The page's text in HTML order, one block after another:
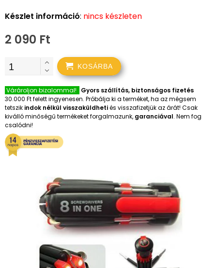
Készlet információ: nincs készleten
2 090 Ft
KOSÁRBA
Várároljon bizalommal!
Gyors szállítás, biztonságos fizetés
30.000 Ft felett ingyenesen. Próbálja ki a terméket, ha az mégsem
tetszik indok nélkül visszaküldhetiés visszafizetjük az árát! Csak
kiválló minőségű termékeket forgalmazunk, garanciával. Nem fog
csalódni!